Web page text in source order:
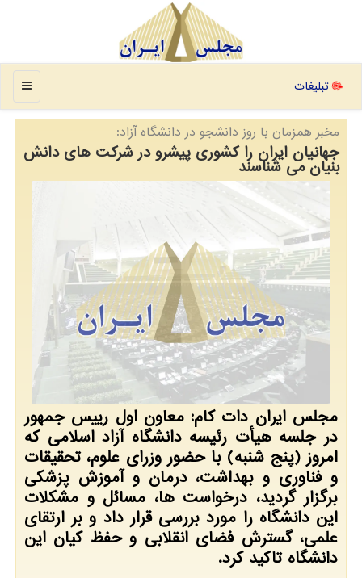
منو تبلیغات
مخبر همزمان با روز دانشجو در دانشگاه آزاد:
جهانیان ایران را کشوری پیشرو در شرکت های دانش
بنیان می شناسند
مجلس ایران دات کام: معاون اول رییس جمهور
در جلسه هیأت رئیسه دانشگاه آزاد اسلامی که
امروز (پنج شنبه) با حضور وزرای علوم، تحقیقات
و فناوری و بهداشت، درمان و آموزش پزشکی
برگزار گردید، درخواست ها، مسائل و مشکلات
این دانشگاه را مورد بررسی قرار داد و بر ارتقای
علمی، گسترش فضای انقلابی و حفظ کیان این
دانشگاه تاکید کرد.